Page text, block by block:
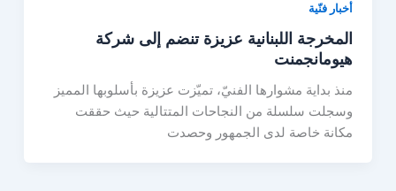
أخبار فنّية
المخرجة اللبنانية عزيزة تنضم إلى شركة
هيومانجمنت
منذ بداية مشوارها الفنيّ، تميّزت عزيزة بأسلوبها المميز
وسجلت سلسلة من النجاحات المتتالية حيث حققت
مكانة خاصة لدى الجمهور وحصدت